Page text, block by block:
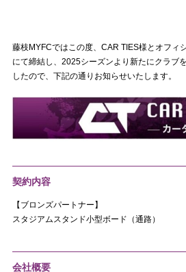
藤枝MYFCではこの度、CAR TIES様とオフィ
にて締結し、2025シーズンより新たにクラブ
したので、下記の通りお知らせいたします。
契約内容
【ブロンズパートナー】
スタジアムスタンド小型ボード（通路）
会社概要